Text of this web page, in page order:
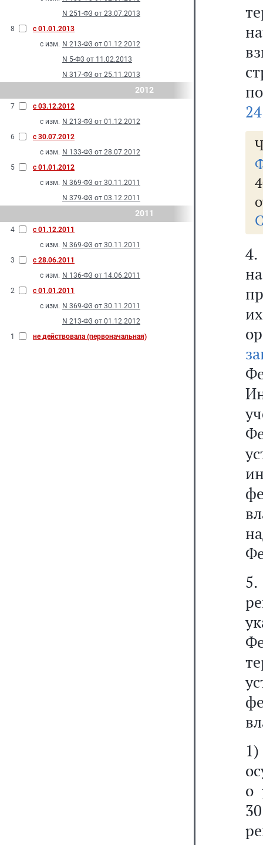
N 251-Ф3 от 23.07.2013
8
с 01.01.2013
с изм. N 213-Ф3 от 01.12.2012
N 5-Ф3 от 11.02.2013
N 317-Ф3 от 25.11.2013
2012
7
с 03.12.2012
с изм. N 213-Ф3 от 01.12.2012
6
с 30.07.2012
с изм. N 133-Ф3 от 28.07.2012
5
с 01.01.2012
с изм. N 369-Ф3 от 30.11.2011
N 379-Ф3 от 03.12.2011
2011
4
с 01.12.2011
с изм. N 369-Ф3 от 30.11.2011
3
с 28.06.2011
с изм. N 136-Ф3 от 14.06.2011
2
с 01.01.2011
с изм. N 369-Ф3 от 30.11.2011
N 213-Ф3 от 01.12.2012
1
не действовала (первоначальная)
24
о